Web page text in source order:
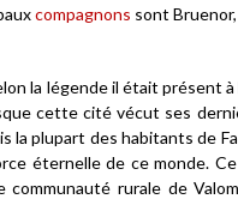
compagnons sont
la légende il était présent
cette cité vécut ses
la plupart des habitants de
éternelle de ce monde.
rurale de